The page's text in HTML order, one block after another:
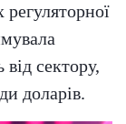
сектору,
доларів.